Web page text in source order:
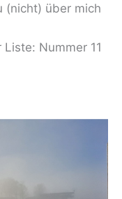
(nicht) über mich
Nummer 11